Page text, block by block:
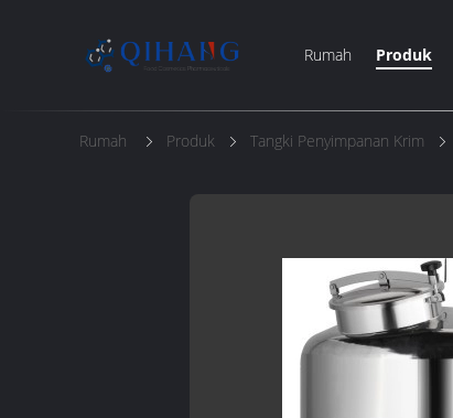
Rumah Produk
Rumah Produk Tangki Penyimpanan Krim